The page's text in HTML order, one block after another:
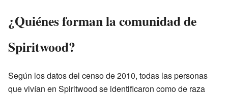
¿Quiénes forman la comunidad de
Spiritwood?
Según los datos del censo de 2010, todas las personas
que vivían en Spiritwood se identificaron como de raza